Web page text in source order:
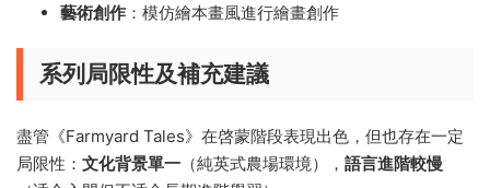
藝術創作 ：模仿繪本畫風進行繪畫創作
系列局限性及補充建議
盡管《Farmyard Tales》在啓蒙階段表現出色，但也存在一定
局限性： 文化背景單一 （純英式農場環境）， 語言進階較慢